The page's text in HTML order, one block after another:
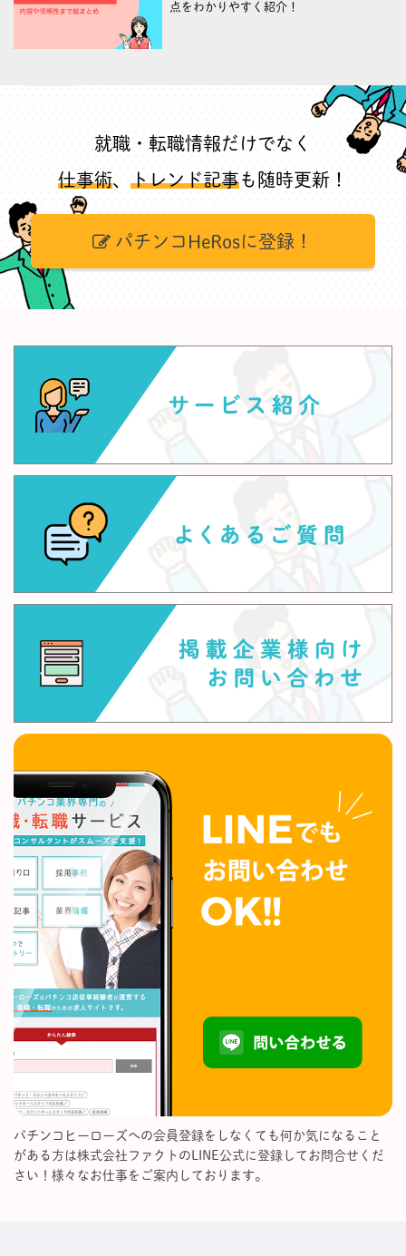
点をわかりやすく紹介！
就職・転職情報だけでなく
仕事術、 トレンド記事も随時更新！
パチンコHeRosに登録！
パチンコヒーローズへの会員登録をしなくても何か気になること
がある方は株式会社ファクトのLINE公式に登録してお問合せくだ
さい！様々なお仕事をご案内しております。